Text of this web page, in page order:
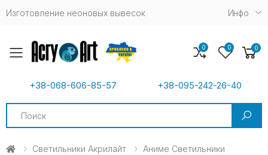
Изготовление неоновых вывесок Инфо
Toggle mobile menu
+38-068-606-85-57 +38-095-242-26-40
0 0 0
Светильники Акрилайт
Аниме Светильники